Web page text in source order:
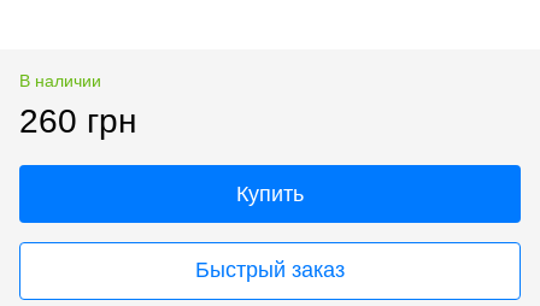
В наличии
260 грн
Купить
Быстрый заказ